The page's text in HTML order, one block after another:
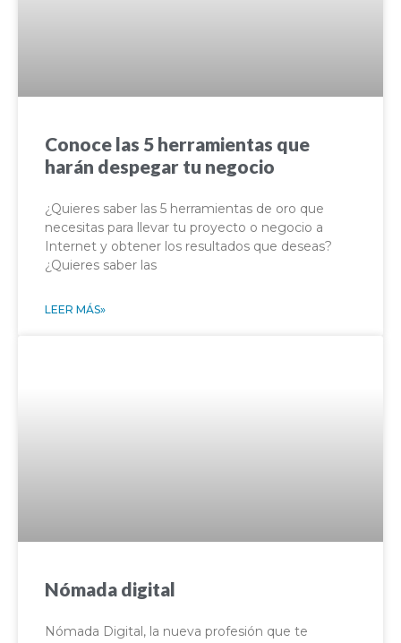
Conoce las 5 herramientas que
harán despegar tu negocio
¿Quieres saber las 5 herramientas de oro que
necesitas para llevar tu proyecto o negocio a
Internet y obtener los resultados que deseas?
¿Quieres saber las
LEER MÁS»
Nómada digital
Nómada Digital, la nueva profesión que te